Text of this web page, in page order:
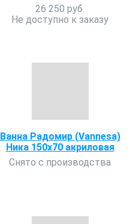
26 250 руб.
Не доступно к заказу
Ванна Радомир (Vannesa)
Ника 150х70 акриловая
Снято с производства